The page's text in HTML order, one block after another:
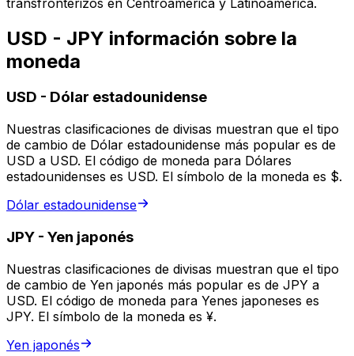
USD - JPY información sobre la
moneda
USD - Dólar estadounidense
Nuestras clasificaciones de divisas muestran que el tipo
de cambio de Dólar estadounidense más popular es de
USD a USD. El código de moneda para Dólares
estadounidenses es USD. El símbolo de la moneda es $.
Dólar estadounidense
JPY - Yen japonés
Nuestras clasificaciones de divisas muestran que el tipo
de cambio de Yen japonés más popular es de JPY a
USD. El código de moneda para Yenes japoneses es
JPY. El símbolo de la moneda es ¥.
Yen japonés